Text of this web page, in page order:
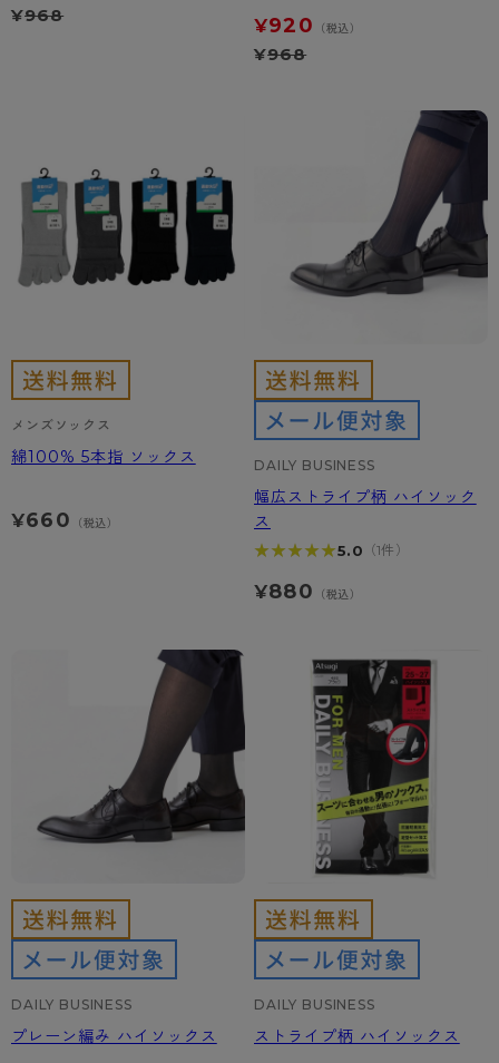
¥968
¥920 （税込）
¥968
メンズソックス
綿100% 5本指 ソックス
¥660 （税込）
DAILY BUSINESS
幅広ストライプ柄 ハイソック
ス
★★★★★
★★★★★5.0 （1件）
¥880 （税込）
DAILY BUSINESS
プレーン編み ハイソックス
DAILY BUSINESS
ストライプ柄 ハイソックス